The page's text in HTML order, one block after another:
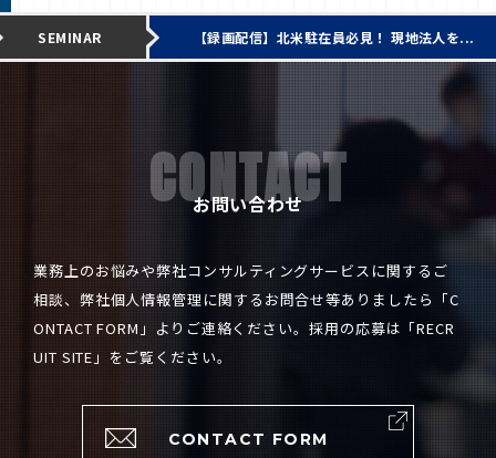
SEMINAR 【録画配信】北米駐在員必見！ 現地法人を...
CONTACT
お問い合わせ
業務上のお悩みや弊社コンサルティングサービスに関するご
相談、弊社個人情報管理に関するお問合せ等ありましたら「C
ONTACT FORM 」よりご連絡ください。採用の応募は「RECR
UIT SITE 」をご覧ください。
CONTACT FORM